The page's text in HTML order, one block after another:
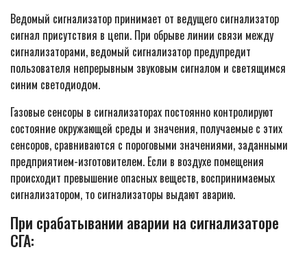
Ведомый сигнализатор принимает от ведущего сигнализатор
сигнал присутствия в цепи. При обрыве линии связи между
сигнализаторами, ведомый сигнализатор предупредит
пользователя непрерывным звуковым сигналом и светящимся
синим светодиодом.
Газовые сенсоры в сигнализаторах постоянно контролируют
состояние окружающей среды и значения, получаемые с этих
сенсоров, сравниваются с пороговыми значениями, заданными
предприятием-изготовителем. Если в воздухе помещения
происходит превышение опасных веществ, воспринимаемых
сигнализатором, то сигнализаторы выдают аварию.
При срабатывании аварии на сигнализаторе
СГА: